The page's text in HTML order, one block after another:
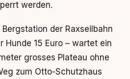
werden.
Bergstation der Raxseilbahn
Hunde 15 Euro – wartet ein
grosses Plateau ohne
zum Otto-Schutzhaus